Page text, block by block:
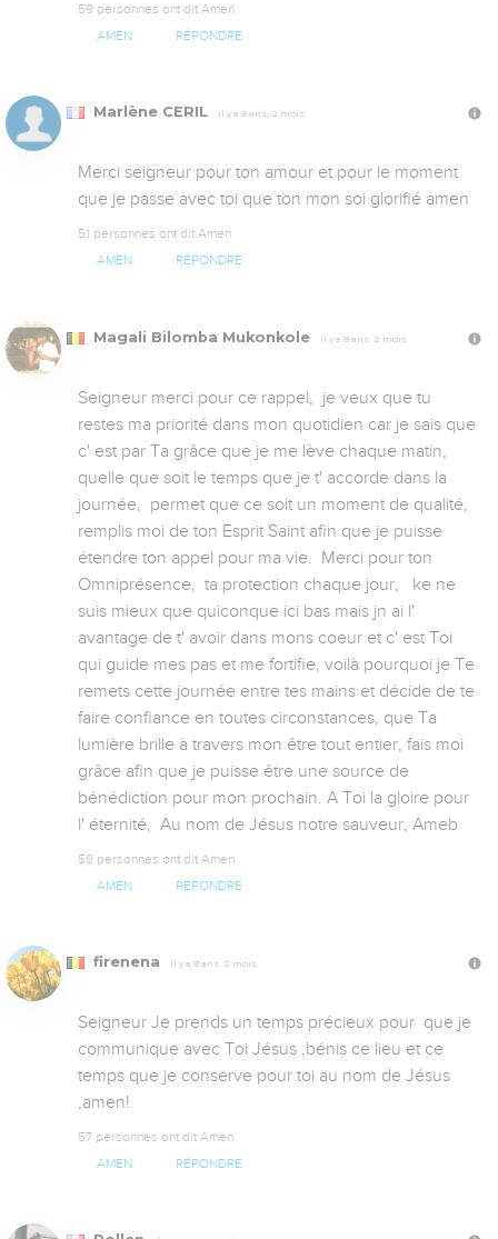
59 personnes ont dit Amen
AMEN RÉPONDRE
Marlène CERIL Il y a 9 ans, 2 mois
Merci seigneur pour ton amour et pour le moment
que je passe avec toi que ton mon soi glorifié amen
51 personnes ont dit Amen
AMEN RÉPONDRE
Magali Bilomba Mukonkole Il y a 9 ans, 2 mois
Seigneur merci pour ce rappel,  je veux que tu
restes ma priorité dans mon quotidien car je sais que
c' est par Ta grâce que je me lève chaque matin,
quelle que soit le temps que je t' accorde dans la
journée,  permet que ce soit un moment de qualité,
remplis moi de ton Esprit Saint afin que je puisse
étendre ton appel pour ma vie.  Merci pour ton
Omniprésence,  ta protection chaque jour,   ke ne
suis mieux que quiconque ici bas mais jn ai l'
avantage de t' avoir dans mons coeur et c' est Toi
qui guide mes pas et me fortifie, voilà pourquoi je Te
remets cette journée entre tes mains et décide de te
faire confiance en toutes circonstances, que Ta
lumière brille à travers mon être tout entier, fais moi
grâce afin que je puisse être une source de
bénédiction pour mon prochain. A Toi la gloire pour
l' éternité,  Au nom de Jésus notre sauveur, Ameb
58 personnes ont dit Amen
AMEN RÉPONDRE
firenena Il y a 9 ans, 2 mois
Seigneur Je prends un temps précieux pour  que je
communique avec Toi Jésus ,bénis ce lieu et ce
temps que je conserve pour toi au nom de Jésus
,amen!
57 personnes ont dit Amen
AMEN RÉPONDRE